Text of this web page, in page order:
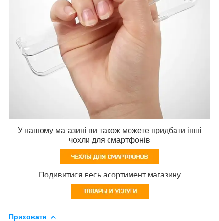
У нашому магазині ви також можете придбати інші
чохли для смартфонів
Подивитися весь асортимент магазину
Приховати